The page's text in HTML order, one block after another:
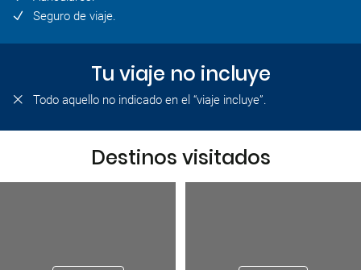
Seguro de viaje.
Tu viaje no incluye
Todo aquello no indicado en el “viaje incluye”.
Destinos visitados